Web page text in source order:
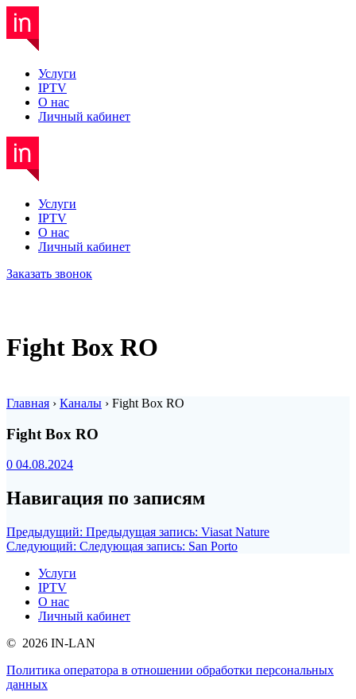
Услуги
IPTV
О нас
Личный кабинет
Услуги
IPTV
О нас
Личный кабинет
Заказать звонок
Fight Box RO
Главная › Каналы › Fight Box RO
Fight Box RO
0 04.08.2024
Навигация по записям
Предыдущий: Предыдущая запись: Viasat Nature
Следующий: Следующая запись: San Porto
Услуги
IPTV
О нас
Личный кабинет
© 2026 IN-LAN
Политика оператора в отношении обработки персональных
данных